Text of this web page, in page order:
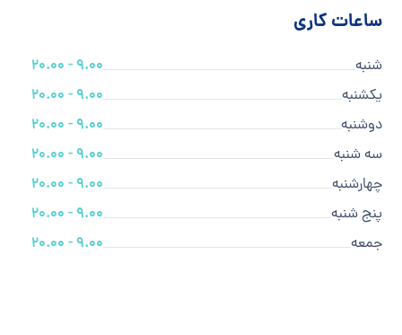
ساعات کاری
شنبه
9.00 - 20.00
یکشنبه
9.00 - 20.00
دوشنبه
9.00 - 20.00
سه شنبه
9.00 - 20.00
چهارشنبه
9.00 - 20.00
پنج شنبه
9.00 - 20.00
جمعه
9.00 - 20.00